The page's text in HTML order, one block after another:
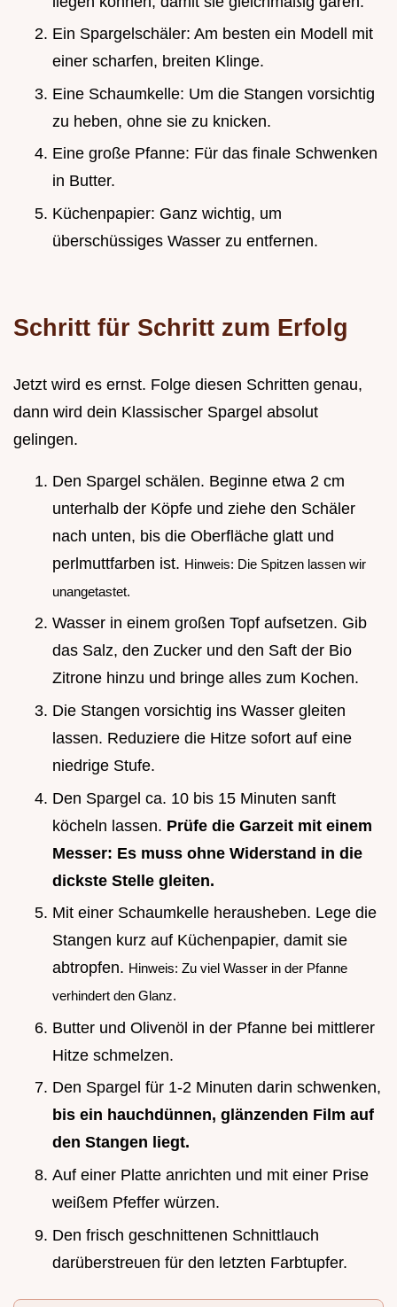
Ein Spargelschäler: Am besten ein Modell mit
einer scharfen, breiten Klinge.
Eine Schaumkelle: Um die Stangen vorsichtig
zu heben, ohne sie zu knicken.
Eine große Pfanne: Für das finale Schwenken
in Butter.
Küchenpapier: Ganz wichtig, um
überschüssiges Wasser zu entfernen.
Schritt für Schritt zum Erfolg
Jetzt wird es ernst. Folge diesen Schritten genau,
dann wird dein Klassischer Spargel absolut
gelingen.
Den Spargel schälen. Beginne etwa 2 cm
unterhalb der Köpfe und ziehe den Schäler
nach unten, bis die Oberfläche glatt und
perlmuttfarben ist. Hinweis: Die Spitzen lassen wir
unangetastet.
Wasser in einem großen Topf aufsetzen. Gib
das Salz, den Zucker und den Saft der Bio
Zitrone hinzu und bringe alles zum Kochen.
Die Stangen vorsichtig ins Wasser gleiten
lassen. Reduziere die Hitze sofort auf eine
niedrige Stufe.
Den Spargel ca. 10 bis 15 Minuten sanft
köcheln lassen. Prüfe die Garzeit mit einem
Messer: Es muss ohne Widerstand in die
dickste Stelle gleiten.
Mit einer Schaumkelle herausheben. Lege die
Stangen kurz auf Küchenpapier, damit sie
abtropfen. Hinweis: Zu viel Wasser in der Pfanne
verhindert den Glanz.
Butter und Olivenöl in der Pfanne bei mittlerer
Hitze schmelzen.
Den Spargel für 1-2 Minuten darin schwenken,
bis ein hauchdünnen, glänzenden Film auf
den Stangen liegt.
Auf einer Platte anrichten und mit einer Prise
weißem Pfeffer würzen.
Den frisch geschnittenen Schnittlauch
darüberstreuen für den letzten Farbtupfer.